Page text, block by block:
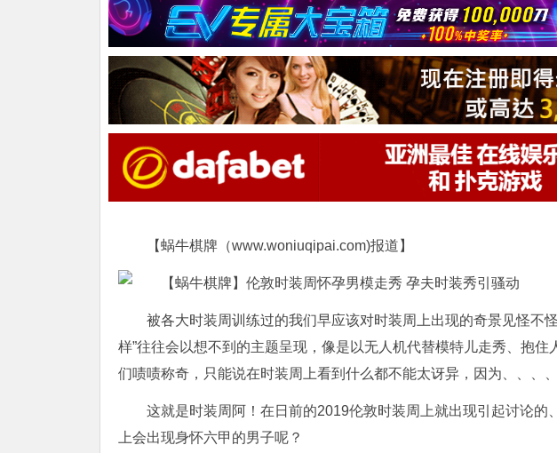
【蜗牛棋牌（www.woniuqipai.com)报道】
被各大时装周训练过的我们早应该对时装周上出现的奇景见怪不
样”往往会以想不到的主题呈现，像是以无人机代替模特儿走秀、抱
们啧啧称奇，只能说在时装周上看到什么都不能太讶异，因为、、、、
这就是时装周阿！在日前的2019伦敦时装周上就出现引起讨论的
上会出现身怀六甲的男子呢？